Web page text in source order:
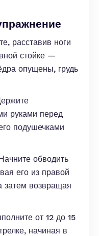
расставив ноги
стойке —
опущены, грудь
руками перед
подушечками
обводить
его из правой
затем возвращая
от 12 до 15
начиная в